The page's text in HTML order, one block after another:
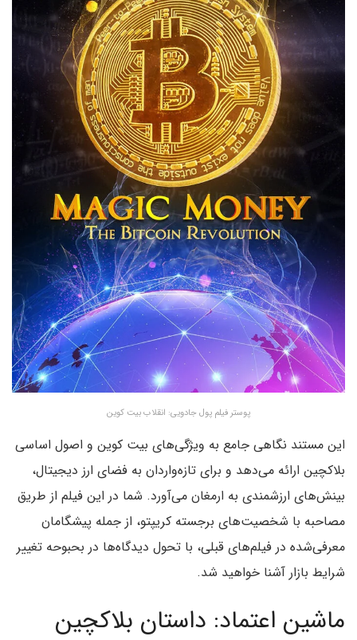
پوستر فیلم پول جادویی: انقلاب بیت کوین
این مستند نگاهی جامع به ویژگی‌های بیت کوین و اصول اساسی
بلاکچین ارائه می‌دهد و برای تازه‌واردان به فضای ارز دیجیتال،
بینش‌های ارزشمندی به ارمغان می‌آورد. شما در این فیلم از طریق
مصاحبه با شخصیت‌های برجسته کریپتو، از جمله پیشگامان
معرفی‌شده در فیلم‌های قبلی، با تحول دیدگاه‌ها در بحبوحه تغییر
شرایط بازار آشنا خواهید شد.
ماشین اعتماد: داستان بلاکچین